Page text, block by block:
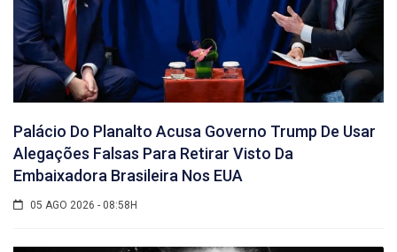
Palácio Do Planalto Acusa Governo Trump De Usar
Alegações Falsas Para Retirar Visto Da
Embaixadora Brasileira Nos EUA
05 AGO 2026 - 08:58H